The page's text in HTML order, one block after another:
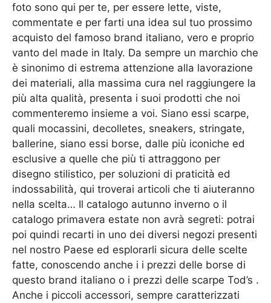
foto sono qui per te, per essere lette, viste,
commentate e per farti una idea sul tuo prossimo
acquisto del famoso brand italiano, vero e proprio
vanto del made in Italy. Da sempre un marchio che
è sinonimo di estrema attenzione alla lavorazione
dei materiali, alla massima cura nel raggiungere la
più alta qualità, presenta i suoi prodotti che noi
commenteremo insieme a voi. Siano essi scarpe,
quali mocassini, decolletes, sneakers, stringate,
ballerine, siano essi borse, dalle più iconiche ed
esclusive a quelle che più ti attraggono per
disegno stilistico, per soluzioni di praticità ed
indossabilità, qui troverai articoli che ti aiuteranno
nella scelta… Il catalogo autunno inverno o il
catalogo primavera estate non avrà segreti: potrai
poi quindi recarti in uno dei diversi negozi presenti
nel nostro Paese ed esplorarli sicura delle scelte
fatte, conoscendo anche i i prezzi delle borse di
questo brand italiano o i prezzi delle scarpe Tod’s .
Anche i piccoli accessori, sempre caratterizzati